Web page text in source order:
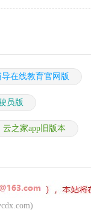
在线教育官网版
员版
云之家app旧版本